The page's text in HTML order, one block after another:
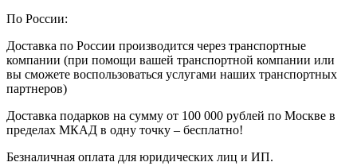
По России:
Доставка по России производится через транспортные
компании (при помощи вашей транспортной компании или
вы сможете воспользоваться услугами наших транспортных
партнеров)
Доставка подарков на сумму от 100 000 рублей по Москве в
пределах МКАД в одну точку – бесплатно!
Безналичная оплата для юридических лиц и ИП.